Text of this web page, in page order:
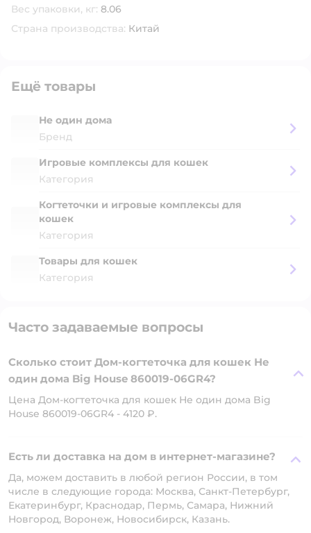
Вес упаковки, кг: 8.06
Страна производства: Китай
Ещё товары
Не один дома
Бренд
Игровые комплексы для кошек
Категория
Когтеточки и игровые комплексы для
кошек
Категория
Товары для кошек
Категория
Часто задаваемые вопросы
Сколько стоит Дом-когтеточка для кошек Не
один дома Big House 860019-06GR4?
Цена Дом-когтеточка для кошек Не один дома Big
House 860019-06GR4 - 4120 ₽.
Есть ли доставка на дом в интернет-магазине?
Да, можем доставить в любой регион России, в том
числе в следующие города: Москва, Санкт-Петербург,
Екатеринбург, Краснодар, Пермь, Самара, Нижний
Новгород, Воронеж, Новосибирск, Казань.